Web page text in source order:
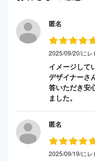
匿名
2025/09/20/にレ
イメージして
デザイナーさ
答いただき安
ました。
匿名
2025/09/19/にレ